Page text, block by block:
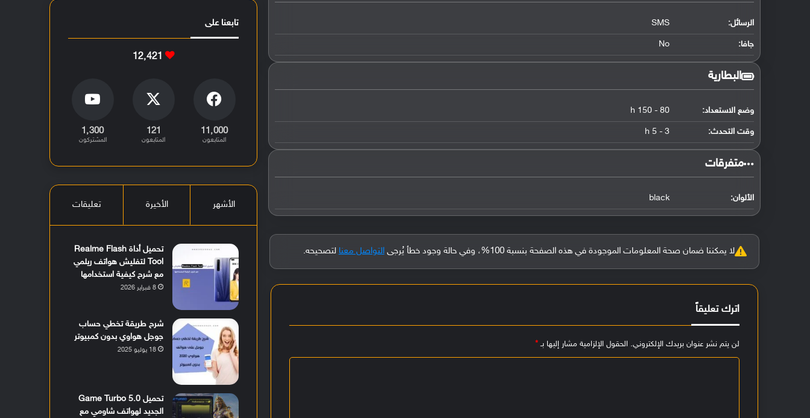
الرسائل: SMS
جافا: No
البطارية
وضع الاستعداد: 80 - 150 h
وقت التحدث: 3 - 5 h
‏متفرقات‏
الألوان: black
لا يمكننا ضمان صحة المعلومات الموجودة في هذه الصفحة بنسبة 100%، وفي حالة وجود خطأ يُرجى التواصل معنا لتصحيحه.
اترك تعليقاً
لن يتم نشر عنوان بريدك الإلكتروني. الحقول الإلزامية مشار إليها بـ*
تابعنا على
12٬421
11٬000
المتابعون
121
المتابعون
1٬300
المشتركون
الأشهر الأخيرة تعليقات
تحميل أداة Realme Flash
Tool لتفليش هواتف ريلمي
مع شرح كيفية استخدامها
8 فبراير 2026
شرح طريقة تخطي حساب
جوجل هواوي بدون كمبيوتر
18 يوليو 2025
تحميل Game Turbo 5.0
الجديد لهواتف شاومي مع